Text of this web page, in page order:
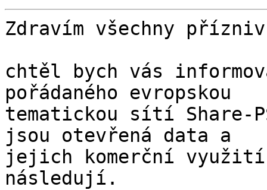
Zdravím všechny
chtěl bych vás
pořádaného evropskou
tematickou sítí Share-
jsou otevřená data a
jejich komerční
následují.